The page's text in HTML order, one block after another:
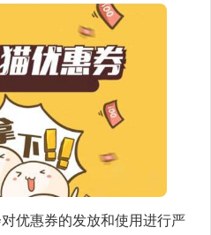
优惠券的发放和使用进行严